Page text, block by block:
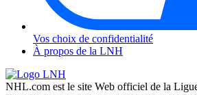
Vos choix de confidentialité
À propos de la LNH
NHL.com est le site Web officiel de la